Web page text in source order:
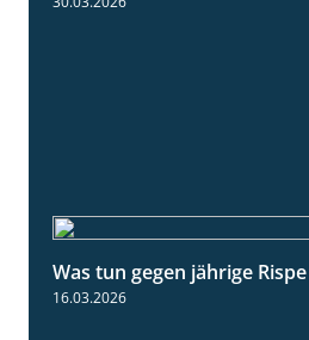
Was tun gegen jährige
16.03.2026